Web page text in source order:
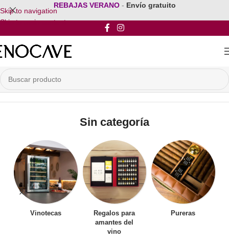
Skip to navigation
Skip to main content
REBAJAS VERANO - Envío gratuito
Inicio/Sin categoría
Sin categoría
Vinotecas
Regalos para
amantes del
vino
Pureras